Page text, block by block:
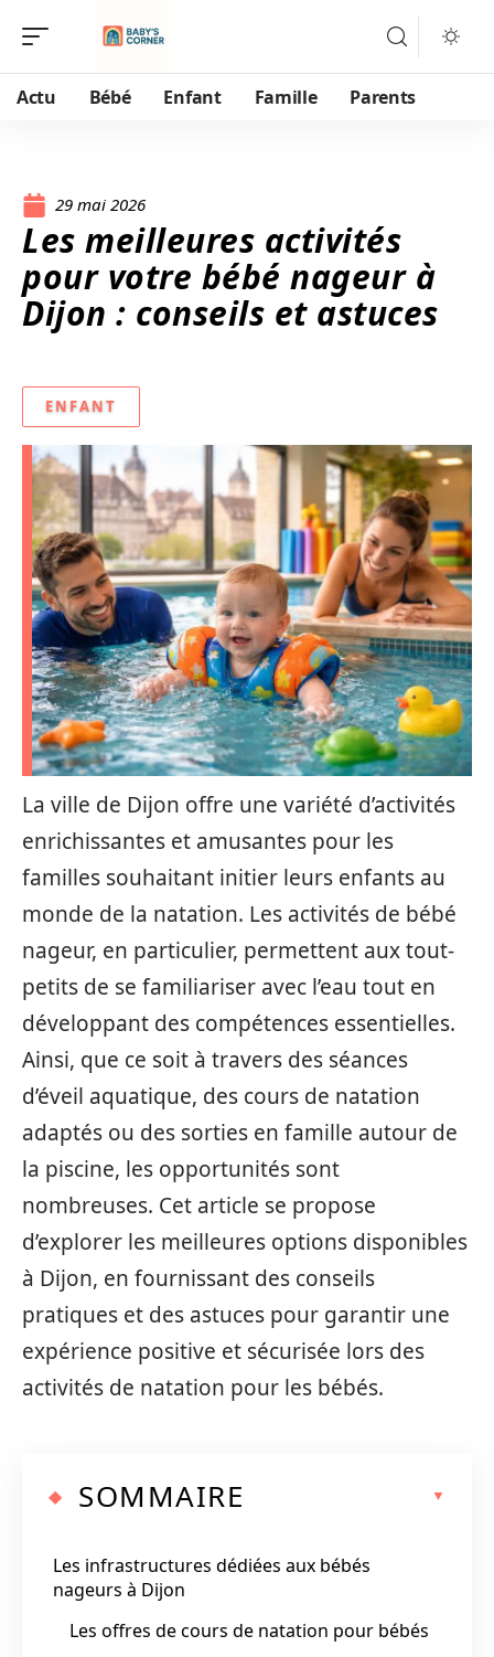
Actu Bébé Enfant Famille Parents
29 mai 2026
Les meilleures activités
pour votre bébé nageur à
Dijon : conseils et astuces
ENFANT
La ville de Dijon offre une variété d’activités
enrichissantes et amusantes pour les
familles souhaitant initier leurs enfants au
monde de la natation. Les activités de bébé
nageur, en particulier, permettent aux tout-
petits de se familiariser avec l’eau tout en
développant des compétences essentielles.
Ainsi, que ce soit à travers des séances
d’éveil aquatique, des cours de natation
adaptés ou des sorties en famille autour de
la piscine, les opportunités sont
nombreuses. Cet article se propose
d’explorer les meilleures options disponibles
à Dijon, en fournissant des conseils
pratiques et des astuces pour garantir une
expérience positive et sécurisée lors des
activités de natation pour les bébés.
SOMMAIRE
Les infrastructures dédiées aux bébés
nageurs à Dijon
Les offres de cours de natation pour bébés